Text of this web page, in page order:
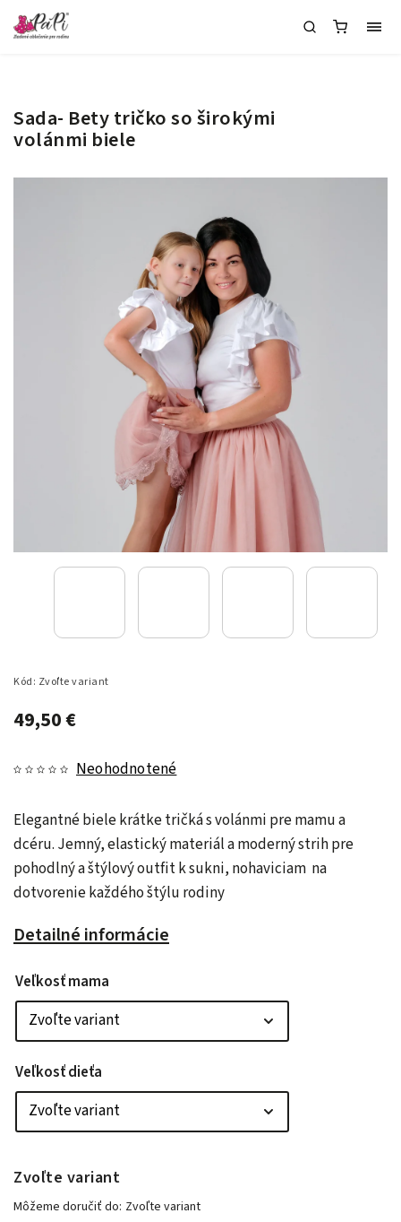
Sada- Bety tričko so širokými
volánmi biele
Kód: Zvoľte variant
49,50 €
Neohodnotené
Elegantné biele krátke tričká s volánmi pre mamu a
dcéru. Jemný, elastický materiál a moderný strih pre
pohodlný a štýlový outfit k sukni, nohaviciam na
dotvorenie každého štýlu rodiny
Detailné informácie
Veľkosť mama
Veľkosť dieťa
Zvoľte variant
Môžeme doručiť do: Zvoľte variant